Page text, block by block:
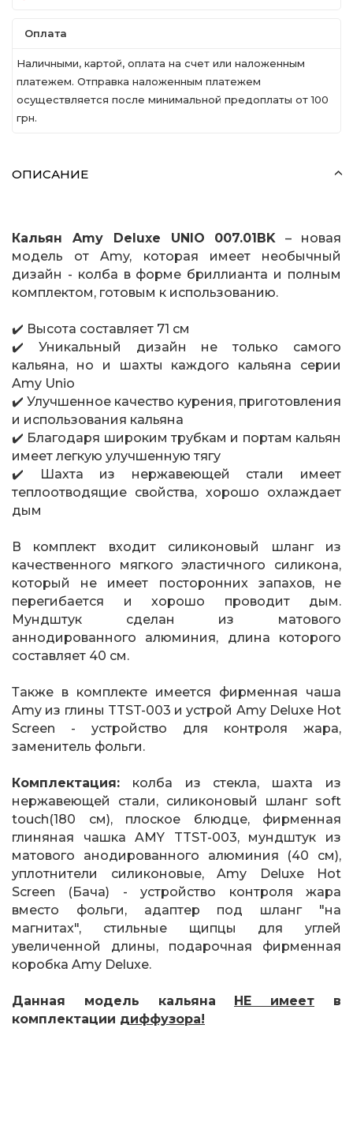
Оплата
Наличными, картой, оплата на счет или наложенным
платежем. Отправка наложенным платежем
осуществляется после минимальной предоплаты от 100
грн.
ОПИСАНИЕ
Кальян Amy Deluxe UNIO 007.01BK – новая
модель от Amy, которая имеет необычный
дизайн - колба в форме бриллианта и полным
комплектом, готовым к использованию.
✔️ Высота составляет 71 см
✔️ Уникальный дизайн не только самого
кальяна, но и шахты каждого кальяна серии
Amy Unio
✔️ Улучшенное качество курения, приготовления
и использования кальяна
✔️ Благодаря широким трубкам и портам кальян
имеет легкую улучшенную тягу
✔️ Шахта из нержавеющей стали имеет
теплоотводящие свойства, хорошо охлаждает
дым
В комплект входит силиконовый шланг из
качественного мягкого эластичного силикона,
который не имеет посторонних запахов, не
перегибается и хорошо проводит дым.
Мундштук сделан из матового
аннодированного алюминия, длина которого
составляет 40 см.
Также в комплекте имеется фирменная чаша
Amy из глины TTST-003 и устрой Amy Deluxe Hot
Screen - устройство для контроля жара,
заменитель фольги.
Комплектация: колба из стекла, шахта из
нержавеющей стали, силиконовый шланг soft
touch(180 см), плоское блюдце, фирменная
глиняная чашка AMY TTST-003, мундштук из
матового анодированного алюминия (40 см),
уплотнители силиконовые, Amy Deluxe Hot
Screen (Бача) - устройство контроля жара
вместо фольги, адаптер под шланг "на
магнитах", стильные щипцы для углей
увеличенной длины, подарочная фирменная
коробка Amy Deluxe.
Данная модель кальяна НЕ имеет в
комплектации диффузора!